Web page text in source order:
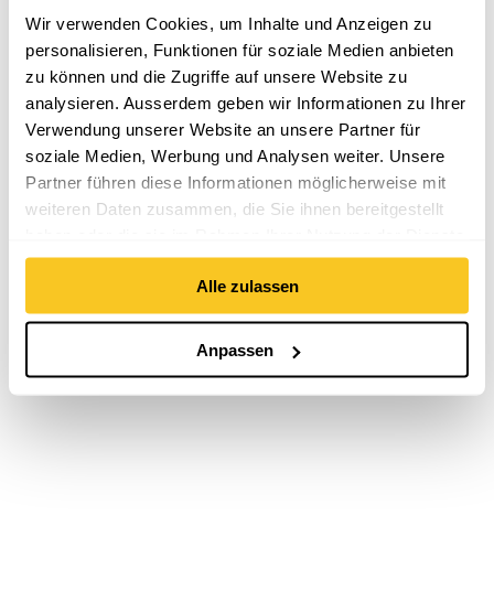
Wir verwenden Cookies, um Inhalte und Anzeigen zu
personalisieren, Funktionen für soziale Medien anbieten
zu können und die Zugriffe auf unsere Website zu
analysieren. Ausserdem geben wir Informationen zu Ihrer
Verwendung unserer Website an unsere Partner für
soziale Medien, Werbung und Analysen weiter. Unsere
Partner führen diese Informationen möglicherweise mit
weiteren Daten zusammen, die Sie ihnen bereitgestellt
gesammelt haben.
Alle zulassen
Anpassen